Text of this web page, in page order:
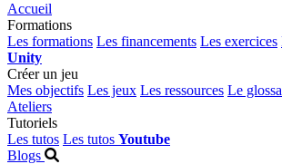
Accueil
Formations
Les formations Les financements Les exercices
Unity
Créer un jeu
Mes objectifs Les jeux Les ressources Le
Ateliers
Tutoriels
Les tutos Les tutos Youtube
Blogs